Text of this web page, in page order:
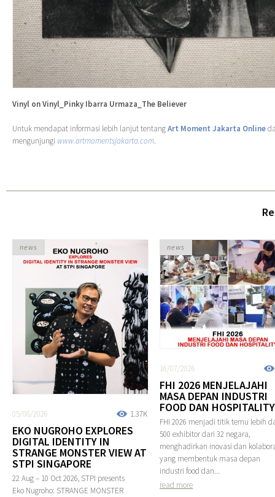
Vinyl on Vinyl_Pinky Ibarra Urmaza_The Believer
Untuk mendapat informasi lebih lanjut tentangArt Moment Jakarta Online
mengunjungi www.artmomentsjakarta.com.
1.37K
05/08/2026
EKO NUGROHO EXPLORES
DIGITAL IDENTITY IN
STRANGE MONSTER VIEW AT
STPI SINGAPORE
22 Aug – 10 Oct 2026, STPI presents
Eko Nugroho: STRANGE MONSTER
news
16/07/2026
FHI 2026 MENJELAJAHI
MASA DEPAN INDUSTRI
FOOD DAN HOSPITALITY
FHI 2026 menjadi titik temu lebih
500 exhibitor dari 32 negara,
menghadirkan inovasi dan
yang membentuk masa depan
industri food dan...
read more
news